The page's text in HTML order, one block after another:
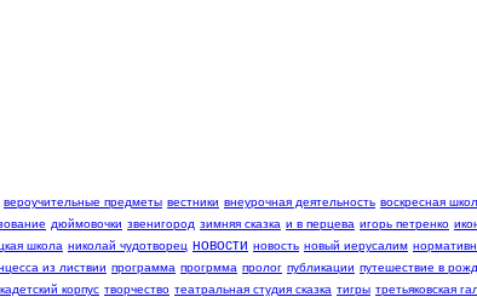
вероучительные предметы вестники внеурочная деятельность воскресная
дюймовочки звенигород зимняя сказка и в перцева игорь петренко
школа николай чудотворец новости новость новый иерусалим
из листвии программа прогрмма пролог публикации путешествие в
корпус творчество театральная студия сказка тигры третьяковская